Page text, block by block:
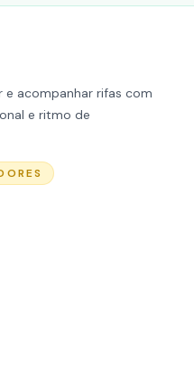
e acompanhar rifas com
e ritmo de